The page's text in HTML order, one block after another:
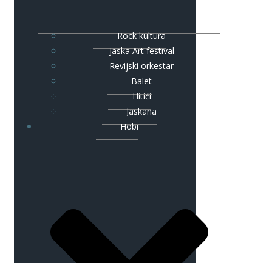
Rock kultura
Jaska Art festival
Revijski orkestar
Balet
Hitići
Jaskana
Hobi